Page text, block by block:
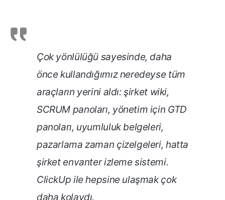
Çok yönlülüğü sayesinde, daha
önce kullandığımız neredeyse tüm
araçların yerini aldı: şirket wiki,
SCRUM panoları, yönetim için GTD
panoları, uyumluluk belgeleri,
pazarlama zaman çizelgeleri, hatta
şirket envanter izleme sistemi.
ClickUp ile hepsine ulaşmak çok
daha kolaydı.